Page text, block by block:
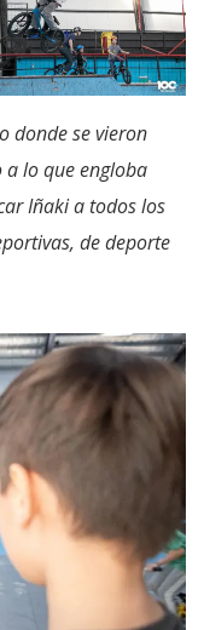
donde se vieron
a lo que engloba
Iñaki a todos los
de deporte